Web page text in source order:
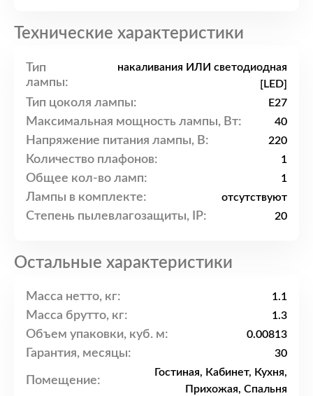
Технические характеристики
Тип
лампы:
накаливания ИЛИ светодиодная
[LED]
Тип цоколя лампы: E27
Максимальная мощность лампы, Вт: 40
Напряжение питания лампы, В: 220
Количество плафонов: 1
Общее кол-во ламп: 1
Лампы в комплекте: отсутствуют
Степень пылевлагозащиты, IP: 20
Остальные характеристики
Масса нетто, кг: 1.1
Масса брутто, кг: 1.3
Объем упаковки, куб. м: 0.00813
Гарантия, месяцы: 30
Помещение:
Гостиная, Кабинет, Кухня,
Прихожая, Спальня